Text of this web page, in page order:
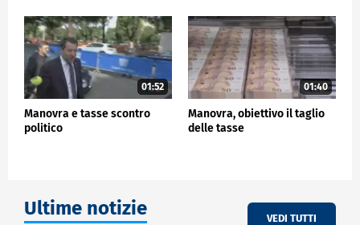
POLITICA
01:52
Manovra e tasse scontro
politico
01:40
Manovra, obiettivo il taglio
delle tasse
Ultime notizie VEDI TUTTI